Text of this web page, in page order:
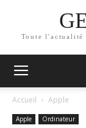
Toute l'actualité
Accueil Apple
Apple Ordinateur